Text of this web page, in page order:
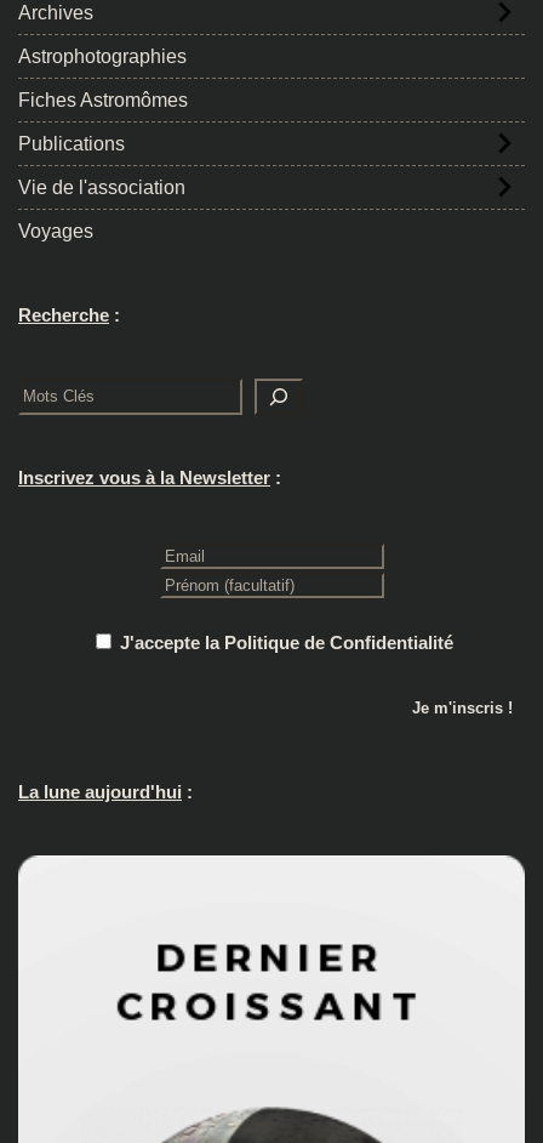
Archives
Astrophotographies
Fiches Astromômes
Publications
Vie de l'association
Voyages
Recherche :
Rechercher
Inscrivez vous à la Newsletter :
J'accepte la Politique de Confidentialité
La lune aujourd'hui :